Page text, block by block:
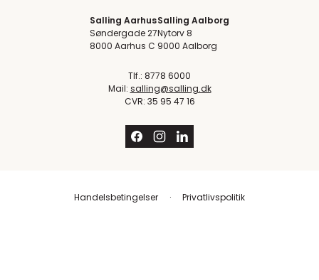
Salling Aarhus
Søndergade 27
8000 Aarhus C
Salling Aalborg
Nytorv 8
9000 Aalborg
Tlf.: 8778 6000
Mail: salling@salling.dk
CVR: 35 95 47 16
Handelsbetingelser Privatlivspolitik